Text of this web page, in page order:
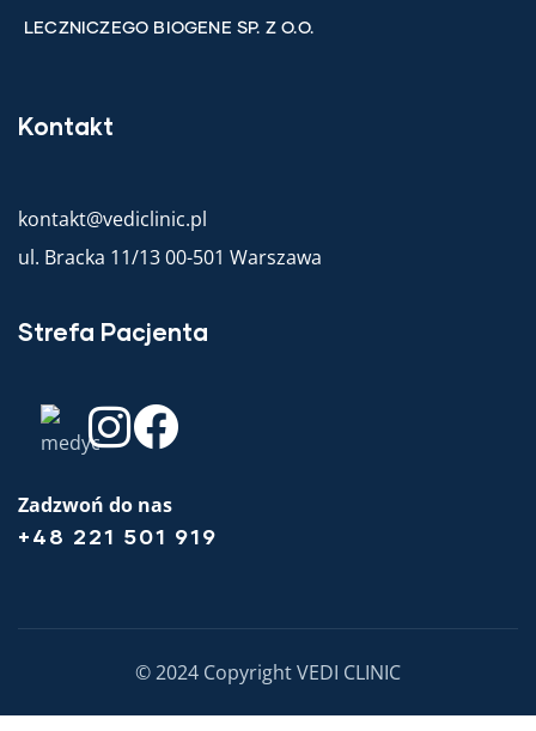
LECZNICZEGO BIOGENE SP. Z O.O.
Kontakt
kontakt@vediclinic.pl
ul. Bracka 11/13 00-501 Warszawa
Strefa Pacjenta
Zadzwoń do nas
+48 221 501 919
© 2024 Copyright VEDI CLINIC